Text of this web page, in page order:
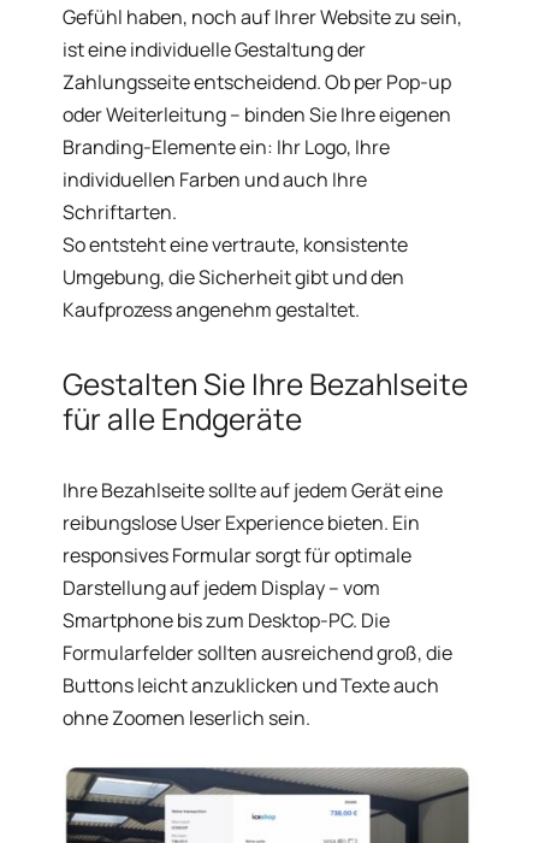
Gefühl haben, noch auf Ihrer Website zu sein,
ist eine individuelle Gestaltung der
Zahlungsseite entscheidend. Ob per Pop-up
oder Weiterleitung – binden Sie Ihre eigenen
Branding-Elemente ein: Ihr Logo, Ihre
individuellen Farben und auch Ihre
Schriftarten.
So entsteht eine vertraute, konsistente
Umgebung, die Sicherheit gibt und den
Kaufprozess angenehm gestaltet.
Gestalten Sie Ihre Bezahlseite
für alle Endgeräte
Ihre Bezahlseite sollte auf jedem Gerät eine
reibungslose User Experience bieten. Ein
responsives Formular sorgt für optimale
Darstellung auf jedem Display – vom
Smartphone bis zum Desktop-PC. Die
Formularfelder sollten ausreichend groß, die
Buttons leicht anzuklicken und Texte auch
ohne Zoomen leserlich sein.